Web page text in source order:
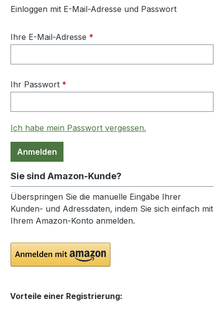
Einloggen mit E-Mail-Adresse und Passwort
Ihre E-Mail-Adresse *
Ihr Passwort *
Ich habe mein Passwort vergessen.
Anmelden
Sie sind Amazon-Kunde?
Überspringen Sie die manuelle Eingabe Ihrer
Kunden- und Adressdaten, indem Sie sich einfach mit
Ihrem Amazon-Konto anmelden.
Vorteile einer Registrierung: